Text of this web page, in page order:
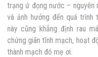
trạng ứ đọng nước – nguyên
và ảnh hưởng đến quá trình
này cũng khẳng định rau
chứng giãn tĩnh mạch, hoạt
thành mạch đó mẹ ơi.